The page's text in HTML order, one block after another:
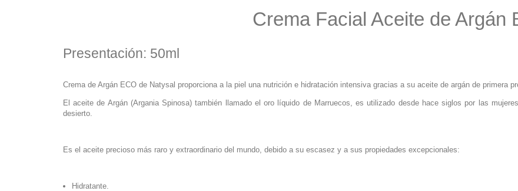
Crema Facial Aceite de Argán
Presentación: 50ml
Crema de Argán ECO de Natysal proporciona a la piel una nutrición e hidratación intensiva gracias a su aceite de argán de primera
El aceite de Argán (Argania Spinosa) también llamado el oro líquido de Marruecos, es utilizado desde hace siglos por las
desierto.
Es el aceite precioso más raro y extraordinario del mundo, debido a su escasez y a sus propiedades excepcionales:
Hidratante.